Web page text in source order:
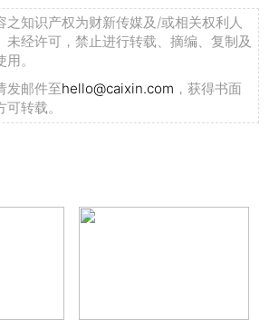
之知识产权为财新传媒及/或相关权利人
未经许可，禁止进行转载、摘编、复制及
。
发邮件至hello@caixin.com ，获得书面
转载。